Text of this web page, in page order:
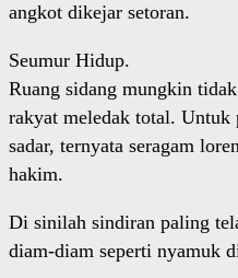
angkot dikejar setoran.
Seumur Hidup.
Ruang sidang mungkin
rakyat meledak total. Untuk
sadar, ternyata seragam
hakim.
Di sinilah sindiran paling
diam-diam seperti nyamuk